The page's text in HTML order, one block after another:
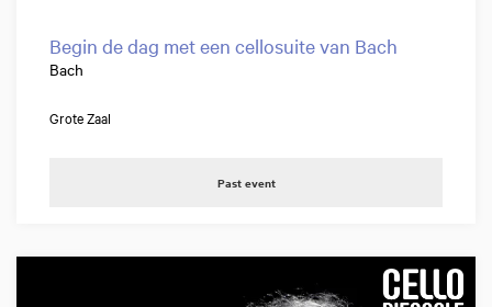
Begin de dag met een cellosuite van Bach
Bach
Grote Zaal
Past event